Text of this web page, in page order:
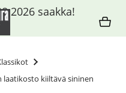
laatikosto kiiltävä sininen
saakka!